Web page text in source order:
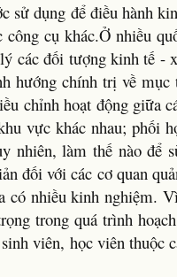
sử dụng để điều hành
cụ khác.Ở nhiều
các đối tượng kinh tế
hướng chính trị về
chỉnh hoạt động giữa
vực khác nhau; phối
nhiên, làm thế nào để
đối với các cơ quan
có nhiều kinh nghiệm.
trong quá trình
viên, học viên thuộc